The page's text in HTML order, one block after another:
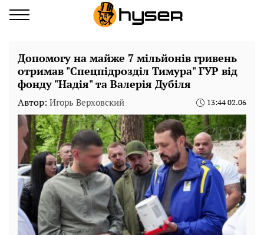
Допомогу на майже 7 мільйонів гривень
отримав "Спецпідрозділ Тимура" ГУР від
фонду "Надія" та Валерія Дубіля
Автор: Игорь Верховский 13:44 02.06